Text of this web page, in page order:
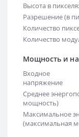
Высота в
Разрешение (в
Количество
Количество
Мощность и
Входное
напряжение
Среднее
мощность)
Максимальное
(максимальная